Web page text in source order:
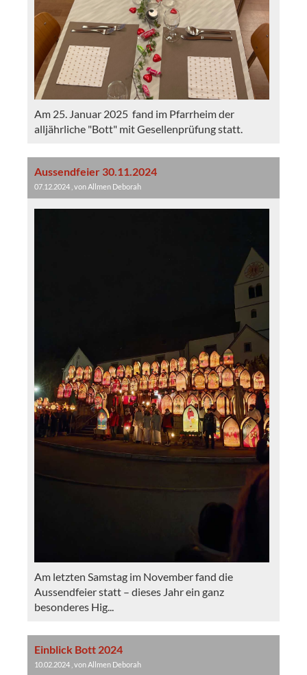
Am 25. Januar 2025 fand im Pfarrheim der
alljährliche "Bott" mit Gesellenprüfung statt.
Aussendfeier 30.11.2024
07.12.2024 , von Allmen Deborah
Am letzten Samstag im November fand die
Aussendfeier statt – dieses Jahr ein ganz
besonderes Hig...
Einblick Bott 2024
10.02.2024 , von Allmen Deborah